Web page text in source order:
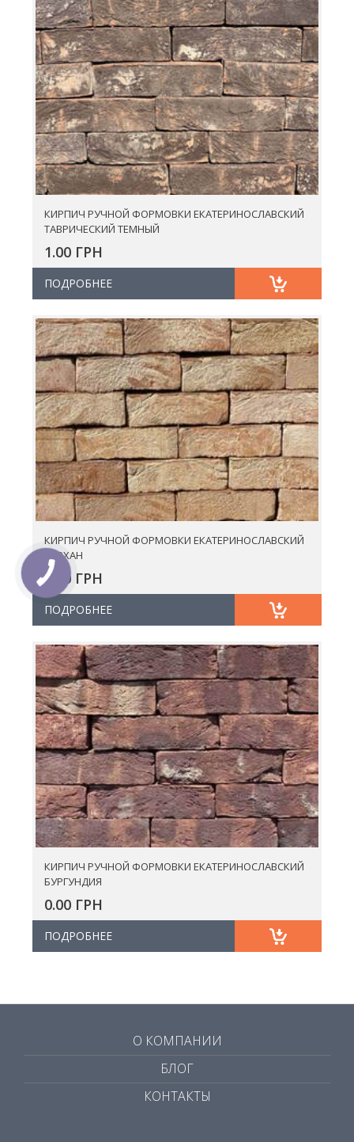
КИРПИЧ РУЧНОЙ ФОРМОВКИ ЕКАТЕРИНОСЛАВСКИЙ
ТАВРИЧЕСКИЙ ТЕМНЫЙ
1.00 ГРН
ПОДРОБНЕЕ
КИРПИЧ РУЧНОЙ ФОРМОВКИ ЕКАТЕРИНОСЛАВСКИЙ
БАРХАН
0.00 ГРН
ПОДРОБНЕЕ
КИРПИЧ РУЧНОЙ ФОРМОВКИ ЕКАТЕРИНОСЛАВСКИЙ
БУРГУНДИЯ
0.00 ГРН
ПОДРОБНЕЕ
О КОМПАНИИ
БЛОГ
КОНТАКТЫ